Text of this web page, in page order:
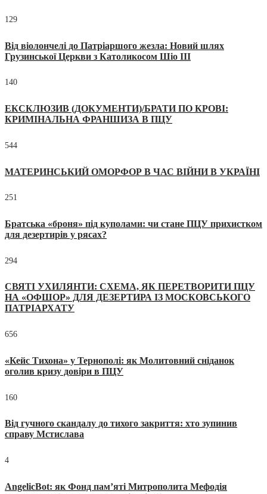
129
Від віолончелі до Патріаршого жезла: Новий шлях
Грузинської Церкви з Католикосом Шіо III
140
ЕКСКЛЮЗИВ (ДОКУМЕНТИ)/БРАТИ ПО КРОВІ:
КРИМІНАЛЬНА ФРАНШИЗА В ПЦУ
544
МАТЕРИНСЬКИЙ ОМОРФОР В ЧАС ВІЙНИ В УКРАЇНІ
251
Братська «броня» під куполами: чи стане ПЦУ прихистком
для дезертирів у рясах?
294
СВЯТІ УХИЛЯНТИ: СХЕМА, ЯК ПЕРЕТВОРИТИ ПЦУ
НА «ОФШОР» ДЛЯ ДЕЗЕРТИРА ІЗ МОСКОВСЬКОГО
ПАТРІАРХАТУ
656
«Кейс Тихона» у Тернополі: як Молитовний сніданок
оголив кризу довіри в ПЦУ
160
Від гучного скандалу до тихого закриття: хто зупинив
справу Мстислава
4
AngelicBot: як Фонд пам’яті Митрополита Мефодія